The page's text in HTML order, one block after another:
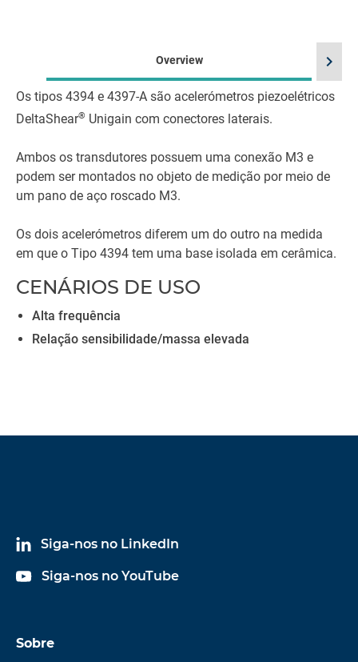
Overview
Os tipos 4394 e 4397-A são acelerómetros piezoelétricos
DeltaShear® Unigain com conectores laterais.
Ambos os transdutores possuem uma conexão M3 e
podem ser montados no objeto de medição por meio de
um pano de aço roscado M3.
Os dois acelerómetros diferem um do outro na medida
em que o Tipo 4394 tem uma base isolada em cerâmica.
CENÁRIOS DE USO
Alta frequência
Relação sensibilidade/massa elevada
chevron_right
Siga-nos no LinkedIn
Siga-nos no YouTube
Sobre